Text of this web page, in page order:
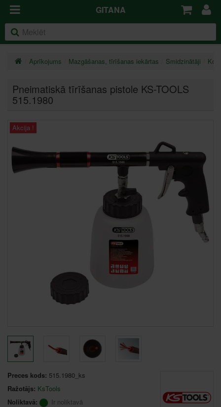
GITANA
Aprīkojums Mazgāšanas, tīrīšanas iekārtas Smidzinātāji
Pneimatiskā tīrīšanas pistole KS-TOOLS
515.1980
Akcija !
Preces kods: 515.1980_ks
Ražotājs: KsTools
Noliktavā:
Ir noliktavā